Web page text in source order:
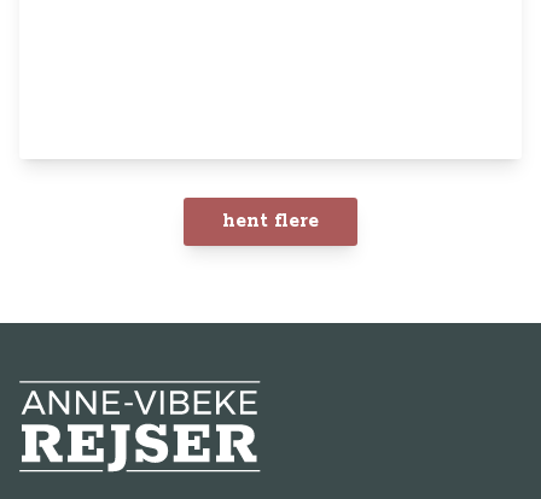
hent flere
Anne-Vibeke Rejser